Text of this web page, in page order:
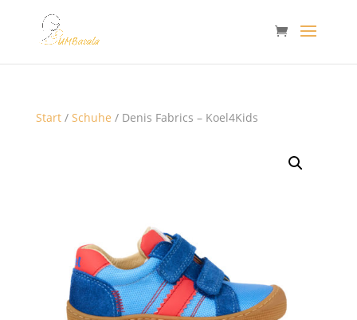
Start/ Schuhe / Denis Fabrics – Koel4Kids